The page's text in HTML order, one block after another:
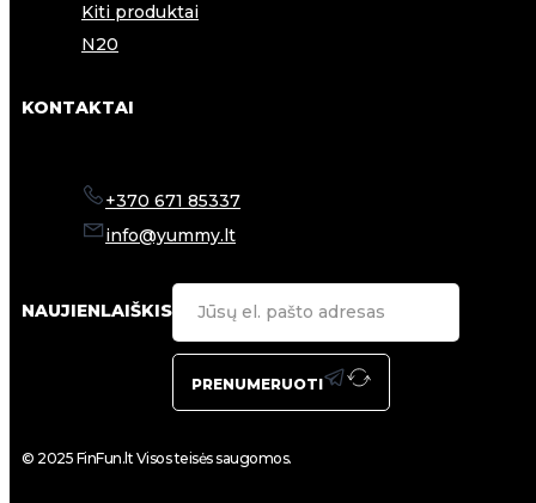
Kiti produktai
N20
KONTAKTAI
+370 671 85337
info@yummy.lt
NAUJIENLAIŠKIS
PRENUMERUOTI
© 2025 FinFun.lt Visos teisės saugomos.